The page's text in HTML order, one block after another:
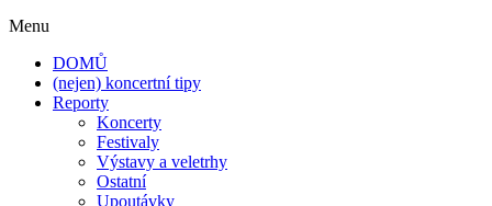
Menu
DOMŮ
(nejen) koncertní tipy
Reporty
Koncerty
Festivaly
Výstavy a veletrhy
Ostatní
Upoutávky